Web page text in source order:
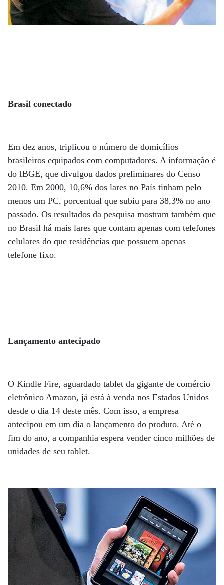
Brasil conectado
Em dez anos, triplicou o número de domicílios
brasileiros equipados com computadores. A informação é
do IBGE, que divulgou dados preliminares do Censo
2010. Em 2000, 10,6% dos lares no País tinham pelo
menos um PC, porcentual que subiu para 38,3% no ano
passado. Os resultados da pesquisa mostram também que
no Brasil há mais lares que contam apenas com telefones
celulares do que residências que possuem apenas
telefone fixo.
Lançamento antecipado
O Kindle Fire, aguardado tablet da gigante de comércio
eletrônico Amazon, já está à venda nos Estados Unidos
desde o dia 14 deste mês. Com isso, a empresa
antecipou em um dia o lançamento do produto. Até o
fim do ano, a companhia espera vender cinco milhões de
unidades de seu tablet.